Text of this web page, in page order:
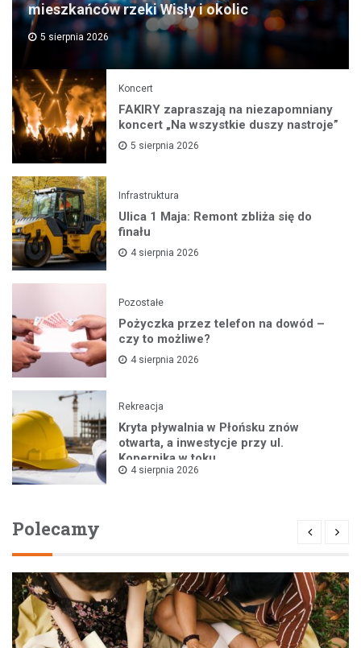
mieszkańców rzeki Wisły i okolic
5 sierpnia 2026
Koncert
FAKIRY zapraszają na niezapomniany
koncert „Na wszystkie duszy nastroje”
5 sierpnia 2026
Infrastruktura
Ulica 1 Maja: Remont zbliża się do
finału
4 sierpnia 2026
Pozostałe
Pożyczka przez telefon na dowód –
czy to możliwe?
4 sierpnia 2026
Rekreacja
Kryta pływalnia w Płońsku znów
otwarta, a inwestycje przy ul.
Kopernika w toku
4 sierpnia 2026
Polecamy